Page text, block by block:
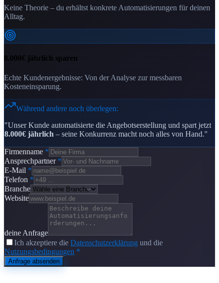
Keine Theorie – du erhältst konkrete Automatisierungen für deinen
Alltag.
8.000€ jährlich sparen
Echte Kundenergebnisse: Von der Analyse zur messbaren
Kosteneinsparung.
Während andere noch überlegen:
"Unser Kunde automatisierte die Angebotserstellung und spart jetzt
8.000€ jährlich – seine Konkurrenz macht noch alles von Hand."
Firmenname *
Ansprechpartner *
E-Mail *
Telefon *
Branche
Website
deine Anfrage
Ich akzeptiere die Datenschutzerklärung und die
Nutzungsbedingungen *
Anfrage absenden